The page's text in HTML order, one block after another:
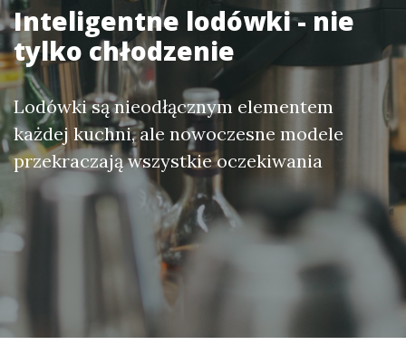
Inteligentne lodówki - nie
tylko chłodzenie
Lodówki są nieodłącznym elementem
każdej kuchni, ale nowoczesne modele
przekraczają wszystkie oczekiwania